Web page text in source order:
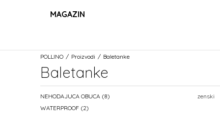
MAGAZIN
POLLINO Proizvodi Baletanke
Baletanke
NEHODAJUCA OBUCA (8)
WATERPROOF (2)
zenski